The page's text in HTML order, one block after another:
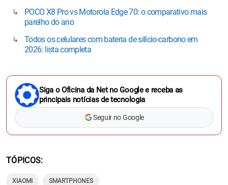
POCO X8 Pro vs Motorola Edge 70: o comparativo mais
parelho do ano
Todos os celulares com bateria de silício-carbono em
2026: lista completa
Siga o Oficina da Net no Google e receba as
principais notícias de tecnologia
Seguir no Google
TÓPICOS
XIAOMI SMARTPHONES